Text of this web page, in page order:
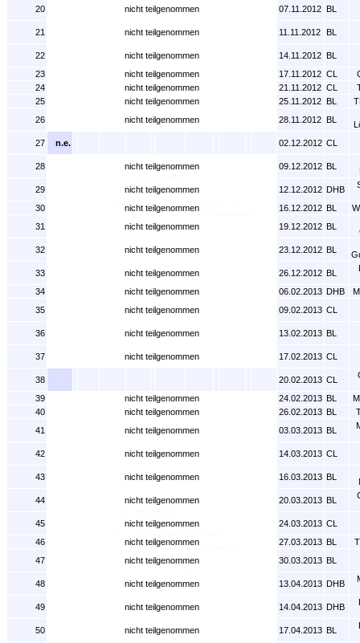
20 nicht teilgenommen 07.11.2012 BL
21 nicht teilgenommen 11.11.2012 BL
22 nicht teilgenommen 14.11.2012 BL
23
nicht teilgenommen 17.11.2012 CL
24
nicht teilgenommen 21.11.2012 CL
25
nicht teilgenommen 25.11.2012 BL
26
nicht teilgenommen 28.11.2012 BL
27
n.e. 02.12.2012 CL
28 nicht teilgenommen 09.12.2012 BL
29
nicht teilgenommen 12.12.2012 DHB
30 nicht teilgenommen 16.12.2012 BL
31
nicht teilgenommen 19.12.2012 BL
32
nicht teilgenommen 23.12.2012 BL
33
nicht teilgenommen 26.12.2012 BL
34 nicht teilgenommen 06.02.2013 DHB
35
nicht teilgenommen 09.02.2013 CL
36 nicht teilgenommen 13.02.2013 BL
37 nicht teilgenommen 17.02.2013 CL
38 20.02.2013 CL
39 nicht teilgenommen 24.02.2013 BL
40
nicht teilgenommen 26.02.2013 BL
41
nicht teilgenommen 03.03.2013 BL
42 nicht teilgenommen 14.03.2013 CL
43 nicht teilgenommen 16.03.2013 BL
44
nicht teilgenommen 20.03.2013 BL
45 nicht teilgenommen 24.03.2013 CL
46
nicht teilgenommen 27.03.2013 BL
47
nicht teilgenommen 30.03.2013 BL
48 nicht teilgenommen 13.04.2013 DHB
49 nicht teilgenommen 14.04.2013 DHB
50 nicht teilgenommen 17.04.2013 BL